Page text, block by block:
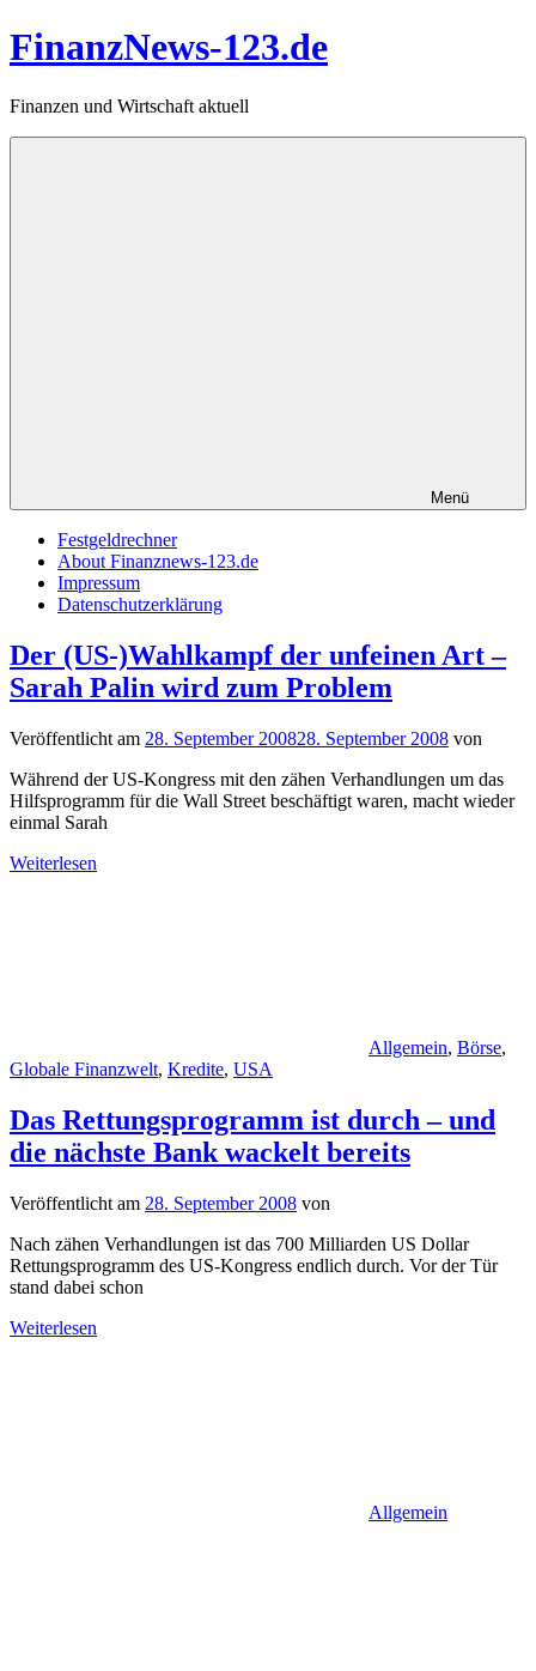
Zum
Inhalt
FinanzNews-123.de
Finanzen und Wirtschaft aktuell
Menü
Festgeldrechner
About Finanznews-123.de
Impressum
Datenschutzerklärung
Der (US-)Wahlkampf der unfeinen Art –
Sarah Palin wird zum Problem
Veröffentlicht am 28. September 200828. September 2008 von
Während der US-Kongress mit den zähen Verhandlungen um das
Hilfsprogramm für die Wall Street beschäftigt waren, macht wieder
einmal Sarah
Weiterlesen
Allgemein, Börse,
Globale Finanzwelt, Kredite, USA
Das Rettungsprogramm ist durch – und
die nächste Bank wackelt bereits
Veröffentlicht am 28. September 2008 von
Nach zähen Verhandlungen ist das 700 Milliarden US Dollar
Rettungsprogramm des US-Kongress endlich durch. Vor der Tür
stand dabei schon
Weiterlesen
Allgemein